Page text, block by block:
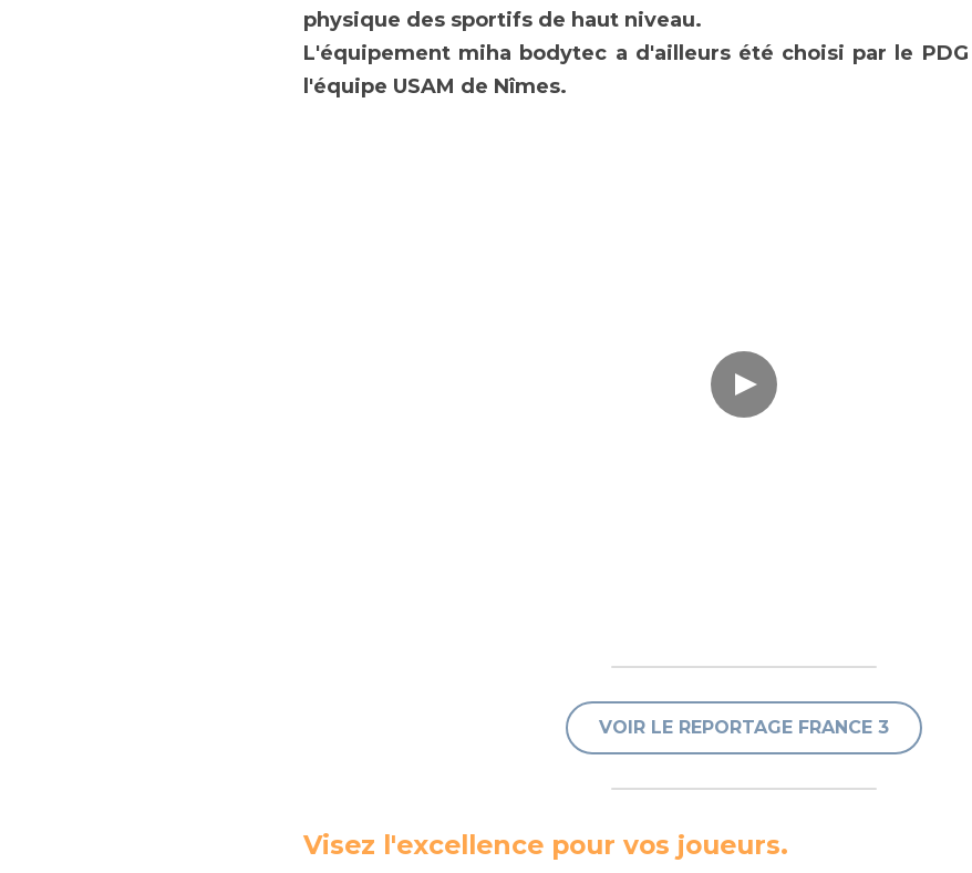
physique des sportifs de haut niveau.
L'équipement miha bodytec a d'ailleurs été choisi par le
l'équipe USAM de Nîmes.
VOIR LE REPORTAGE FRANCE 3
Visez l'excellence pour vos joueurs.